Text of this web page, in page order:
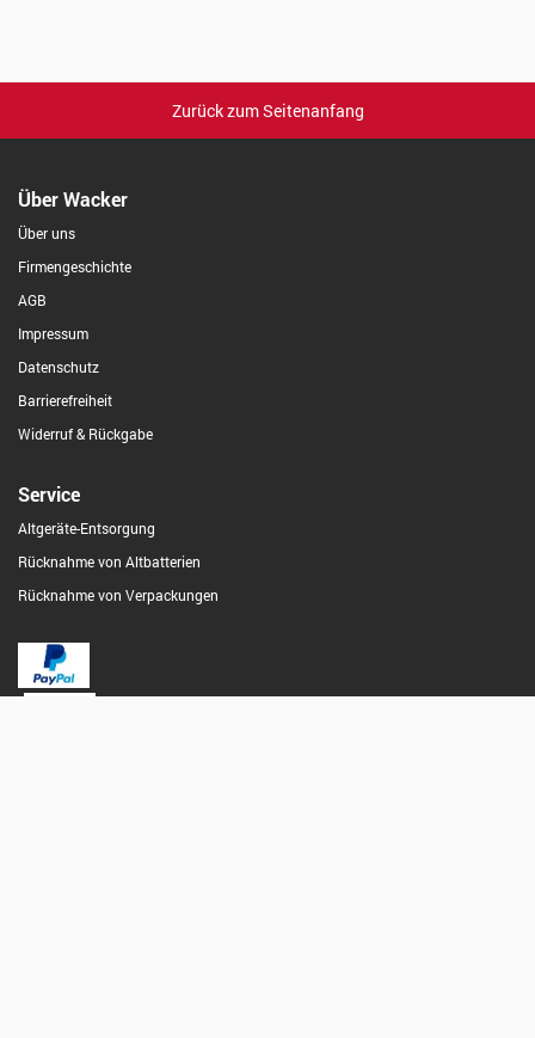
Zurück zum Seitenanfang
Über Wacker
Über uns
Firmengeschichte
AGB
Impressum
Datenschutz
Barrierefreiheit
Widerruf & Rückgabe
Service
Altgeräte-Entsorgung
Rücknahme von Altbatterien
Rücknahme von Verpackungen